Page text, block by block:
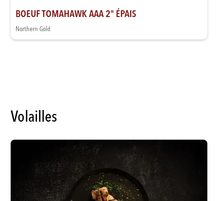
BOEUF TOMAHAWK AAA 2" ÉPAIS
Northern Gold
Volailles